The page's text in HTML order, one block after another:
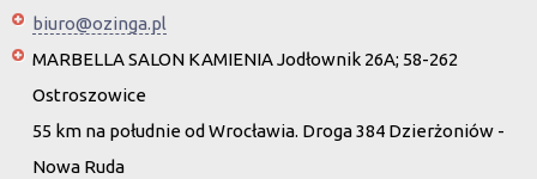
biuro@ozinga.pl
MARBELLA SALON KAMIENIA Jodłownik 26A; 58-262
Ostroszowice
55 km na południe od Wrocławia. Droga 384 Dzierżoniów -
Nowa Ruda